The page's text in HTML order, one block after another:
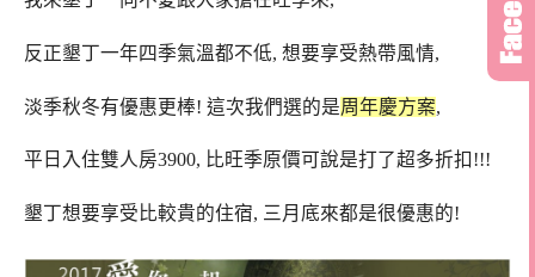
反正墾丁一年四季氣溫都不低, 想要享受熱帶風情,
淡季秋冬有優惠更棒! 這次我們選的是周年慶方案,
平日入住雙人房3900, 比旺季原價可說是打了超多折扣!!!
墾丁想要享受比較貴的住宿, 三月底來都是很優惠的!